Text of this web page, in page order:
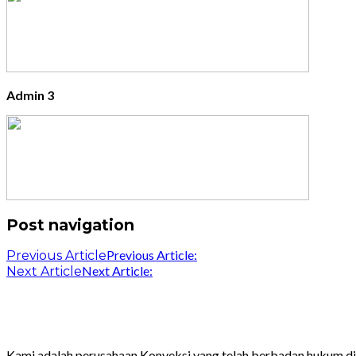
Admin 3
Post navigation
Previous ArticlePrevious Article:
Next ArticleNext Article: